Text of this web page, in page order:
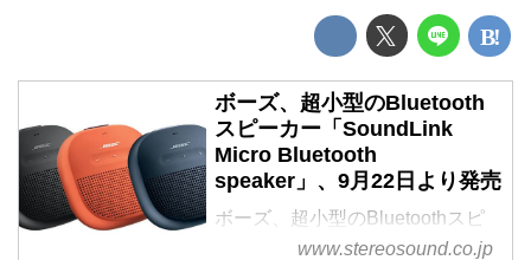
ボーズ、超小型のBluetooth
スピーカー「SoundLink
Micro Bluetooth
speaker」、9月22日より発売
ボーズ、超小型のBluetoothスピ
ーカー「SoundLink Micro
www.stereosound.co.jp